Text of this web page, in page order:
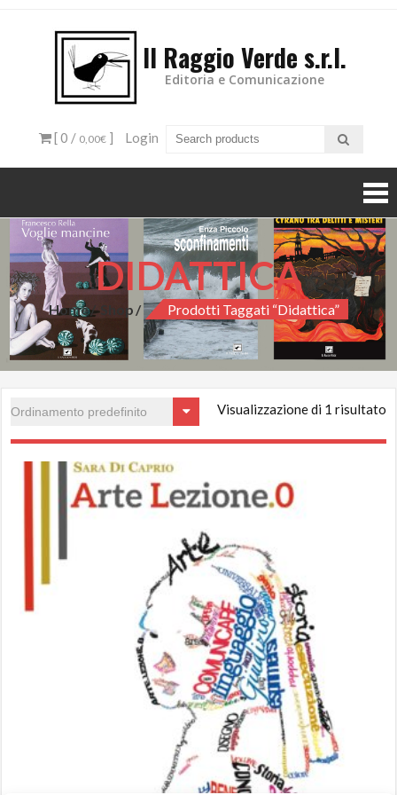
Il Raggio Verde s.r.l.
Editoria e Comunicazione
[ 0 / 0,00€] Login
DIDATTICA
Home Shop Prodotti Taggati “Didattica”
Visualizzazione di 1 risultato